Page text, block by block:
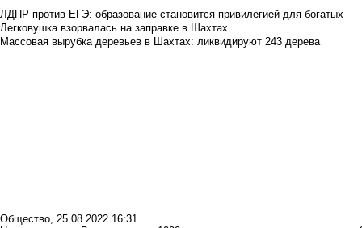
ЛДПР против ЕГЭ: образование становится привилегией для богатых
Легковушка взорвалась на заправке в Шахтах
Массовая вырубка деревьев в Шахтах: ликвидируют 243 дерева
Общество, 25.08.2022 16:31